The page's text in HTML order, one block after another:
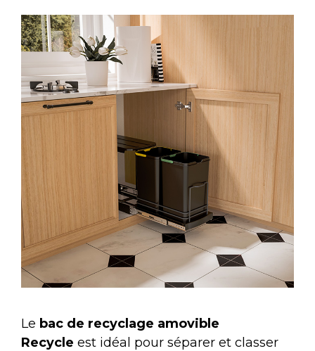
Le bac de recyclage amovible
Recycle est idéal pour séparer et classer